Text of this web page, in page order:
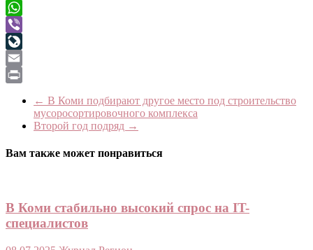
Telegram
WhatsApp
Viber
LiveJournal
Email
← В Коми подбирают другое место под строительство
мусоросортировочного комплекса
Второй год подряд →
Вам также может понравиться
В Коми стабильно высокий спрос на IT-
специалистов